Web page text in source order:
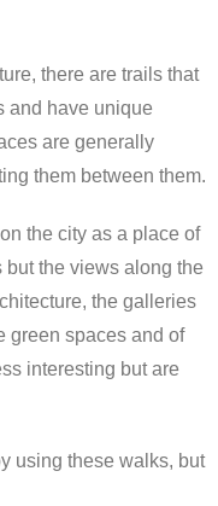
there are trails that
and have unique
are generally
them between them.
the city as a place of
the views along the
the galleries
green spaces and of
interesting but are
using these walks, but